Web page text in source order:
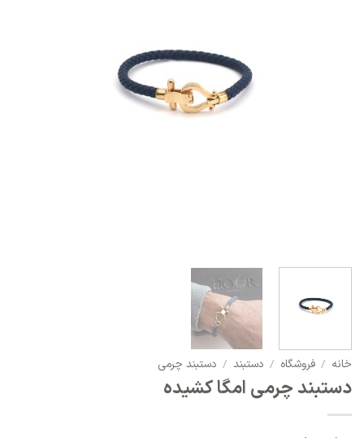
خانه / فروشگاه / دستبند / دستبند چرمی
دستبند چرمی امگا کشیده